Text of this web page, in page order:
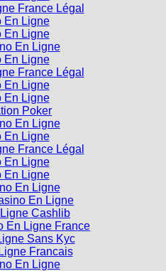
France Légal
En Ligne
En Ligne
En Ligne
En Ligne
France Légal
En Ligne
En Ligne
Poker
En Ligne
En Ligne
France Légal
En Ligne
En Ligne
En Ligne
En Ligne
Cashlib
En Ligne France
Sans Kyc
Francais
En Ligne